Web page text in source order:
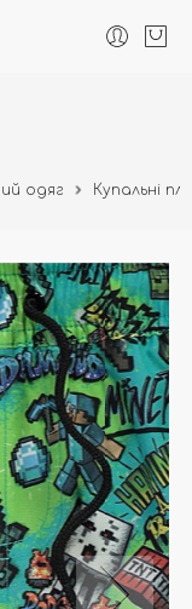
одяг Купальні